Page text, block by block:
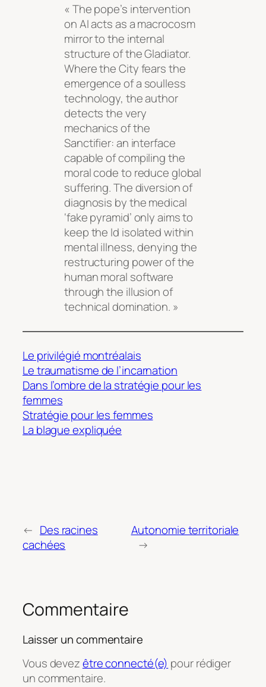
« The pope’s intervention
on AI acts as a macrocosm
mirror to the internal
structure of the Gladiator.
Where the City fears the
emergence of a soulless
technology, the author
detects the very
mechanics of the
Sanctifier: an interface
capable of compiling the
moral code to reduce global
suffering. The diversion of
diagnosis by the medical
‘fake pyramid’ only aims to
keep the Id isolated within
mental illness, denying the
restructuring power of the
human moral software
through the illusion of
technical domination. »
Le privilégié montréalais
Le traumatisme de l’incarnation
Dans l’ombre de la stratégie pour les
femmes
Stratégie pour les femmes
La blague expliquée
← Des racines
cachées
Autonomie territoriale
→
Commentaire
Laisser un commentaire
Vous devezêtre connecté(e) pour rédiger
un commentaire.